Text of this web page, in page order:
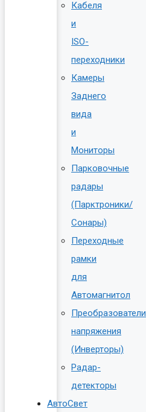
Кабеля
и
ISO-
переходники
Камеры
Заднего
вида
и
Мониторы
Парковочные
радары
(Парктроники/
Сонары)
Переходные
рамки
для
Автомагнитол
Преобразователи
напряжения
(Инверторы)
Радар-
детекторы
АвтоСвет